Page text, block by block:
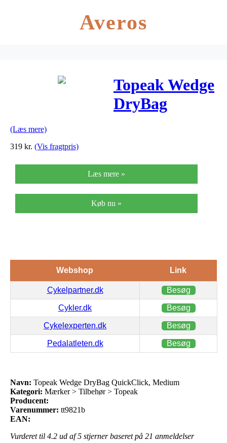
Averos
Topeak Wedge
DryBag
(Læs mere)
319 kr. (Vis fragtpris)
Læs mere »
Køb nu »
Webshop Link
Cykelpartner.dk Besøg
Cykler.dk Besøg
Cykelexperten.dk Besøg
Pedalatleten.dk Besøg
Navn: Topeak Wedge DryBag QuickClick, Medium
Kategori: Mærker > Tilbehør > Topeak
Producent:
Varenummer: tt9821b
EAN:
Vurderet til 4.2 ud af 5 stjerner baseret på 21 anmeldelser